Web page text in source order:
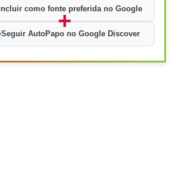
Incluir como fonte preferida no Google
+
Seguir AutoPapo no Google Discover